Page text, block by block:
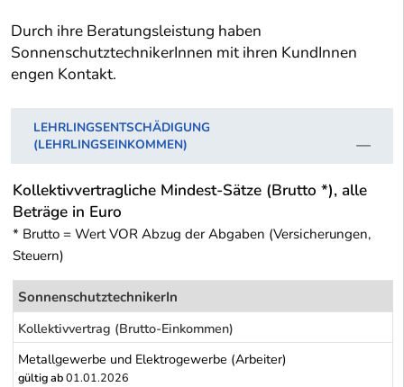
Durch ihre Beratungsleistung haben
SonnenschutztechnikerInnen mit ihren KundInnen
engen Kontakt.
LEHRLINGSENTSCHÄDIGUNG
(LEHRLINGSEINKOMMEN)
Kollektivvertragliche Mindest-Sätze (Brutto *), alle
Beträge in Euro
* Brutto = Wert VOR Abzug der Abgaben (Versicherungen,
Steuern)
SonnenschutztechnikerIn
Kollektivvertrag (Brutto-Einkommen)
Metallgewerbe und Elektrogewerbe (Arbeiter)
gültig ab01.01.2026